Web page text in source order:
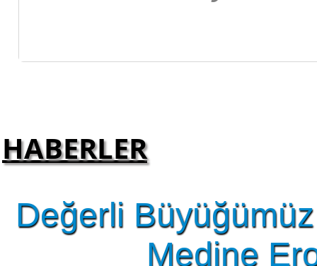
HABERLER
Değerli
Medine